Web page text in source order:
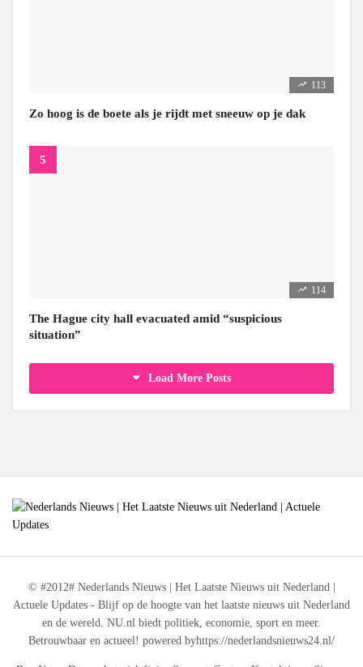
113
Zo hoog is de boete als je rijdt met sneeuw op je dak
114
The Hague city hall evacuated amid “suspicious
situation”
Load More Posts
© #2012# Nederlands Nieuws | Het Laatste Nieuws uit Nederland |
Actuele Updates - Blijf op de hoogte van het laatste nieuws uit Nederland
en de wereld. NU.nl biedt politiek, economie, sport en meer.
Betrouwbaar en actueel! powered byhttps://nederlandsnieuws24.nl/